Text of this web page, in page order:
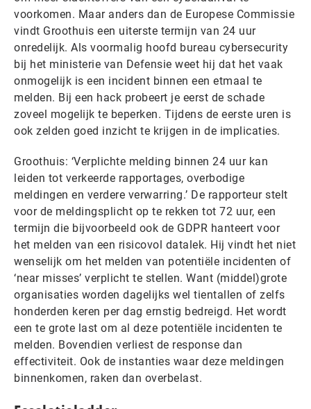
voorkomen. Maar anders dan de Europese Commissie
vindt Groothuis een uiterste termijn van 24 uur
onredelijk. Als voormalig hoofd bureau cybersecurity
bij het ministerie van Defensie weet hij dat het vaak
onmogelijk is een incident binnen een etmaal te
melden. Bij een hack probeert je eerst de schade
zoveel mogelijk te beperken. Tijdens de eerste uren is
ook zelden goed inzicht te krijgen in de implicaties.
Groothuis: ‘Verplichte melding binnen 24 uur kan
leiden tot verkeerde rapportages, overbodige
meldingen en verdere verwarring.’ De rapporteur stelt
voor de meldingsplicht op te rekken tot 72 uur, een
termijn die bijvoorbeeld ook de GDPR hanteert voor
het melden van een risicovol datalek. Hij vindt het niet
wenselijk om het melden van potentiële incidenten of
‘near misses’ verplicht te stellen. Want (middel)grote
organisaties worden dagelijks wel tientallen of zelfs
honderden keren per dag ernstig bedreigd. Het wordt
een te grote last om al deze potentiële incidenten te
melden. Bovendien verliest de response dan
effectiviteit. Ook de instanties waar deze meldingen
binnenkomen, raken dan overbelast.